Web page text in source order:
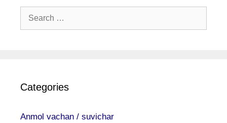
Search
Categories
Anmol vachan / suvichar